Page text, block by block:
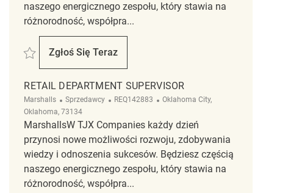
naszego energicznego zespołu, który stawia na
różnorodność, współpra...
Zapisać Retail Department Supervisor REQ142876
Zgłoś Się Teraz
Retail Department Supervisor
RETAIL DEPARTMENT SUPERVISOR
Marshalls Kategoria
Sprzedawcy ReqId
REQ142883 Lokalizacja
Oklahoma City,
Oklahoma, 73134
MarshallsW TJX Companies każdy dzień
przynosi nowe możliwości rozwoju, zdobywania
wiedzy i odnoszenia sukcesów. Będziesz częścią
naszego energicznego zespołu, który stawia na
różnorodność, współpra...